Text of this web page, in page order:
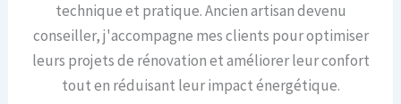
technique et pratique. Ancien artisan devenu
conseiller, j'accompagne mes clients pour optimiser
leurs projets de rénovation et améliorer leur confort
tout en réduisant leur impact énergétique.